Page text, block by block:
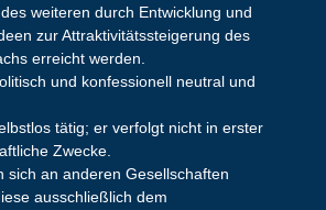
weiteren durch Entwicklung und
zur Attraktivitätssteigerung des
erreicht werden.
und konfessionell neutral und
tätig; er verfolgt nicht in erster
Zwecke.
sich an anderen Gesellschaften
ausschließlich dem